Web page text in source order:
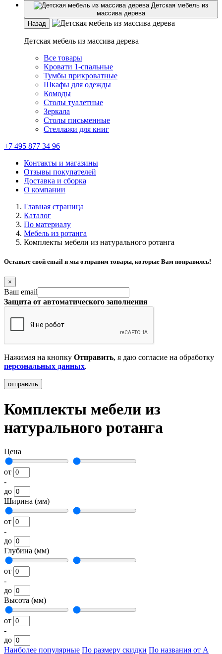
Детская мебель из
массива дерева
Назад
Детская мебель из массива дерева
Все товары
Кровати 1-спальные
Тумбы прикроватные
Шкафы для одежды
Комоды
Столы туалетные
Зеркала
Столы письменные
Стеллажи для книг
+7 495 877 34 96
Контакты и магазины
Отзывы покупателей
Доставка и сборка
О компании
Главная страница
Каталог
По материалу
Мебель из ротанга
Комплекты мебели из натурального ротанга
Оставьте свой email и мы отправим товары, которые Вам понравилсь!
×
Ваш email
Защита от автоматического заполнения
Нажимая на кнопку Отправить, я даю согласие на обработку
персональных данных.
Комплекты мебели из
натурального ротанга
Цена
от
-
до
Ширина (мм)
от
-
до
Глубина (мм)
от
-
до
Высота (мм)
от
-
до
Наиболее популярные По размеру скидки По названия от А